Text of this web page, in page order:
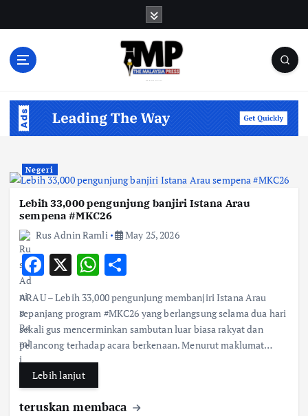
Negeri
Lebih 33,000 pengunjung banjiri Istana Arau
sempena #MKC26
Rus Adnin Ramli
May 25, 2026
F
ac
e
b
o
o
k
X W
h
at
s
A
p
ar
e
ARAU – Lebih 33,000 pengunjung membanjiri Istana Arau
sepanjang program #MKC26 yang berlangsung selama dua hari
sekali gus mencerminkan sambutan luar biasa rakyat dan
pelancong terhadap acara berkenaan. Menurut maklumat…
Lebih lanjut
teruskan membaca